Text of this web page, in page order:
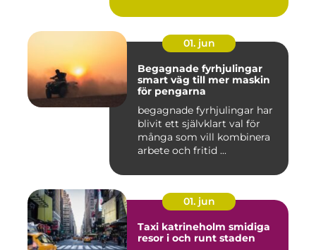
01. jun
Begagnade fyrhjulingar
smart väg till mer maskin
för pengarna
begagnade fyrhjulingar har
blivit ett självklart val för
många som vill kombinera
arbete och fritid ...
01. jun
Taxi katrineholm smidiga
resor i och runt staden